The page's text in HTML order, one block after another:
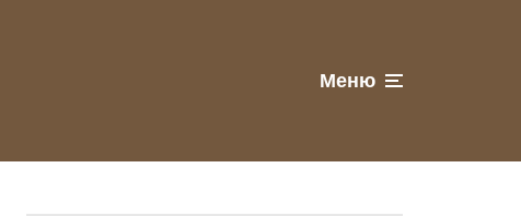
Меню